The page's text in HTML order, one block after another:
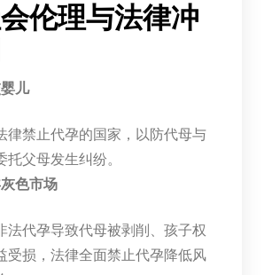
伦理与法律冲
儿
律禁止代孕的国家，以防代母与
托父母发生纠纷。
色市场
法代孕导致代母被剥削、孩子权
受损，法律全面禁止代孕降低风